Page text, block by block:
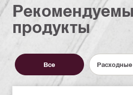
продукты
Все